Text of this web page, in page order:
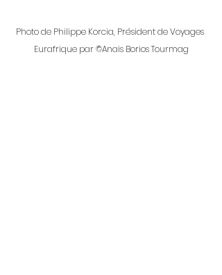
Photo de Philippe Korcia, Président de Voyages
Eurafrique par ©Anais Borios Tourmag